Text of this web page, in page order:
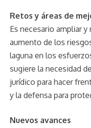
Retos y áreas de
Es necesario ampliar
aumento de los
laguna en los
sugiere la necesidad
jurídico para hacer
y la defensa para
Nuevos avances